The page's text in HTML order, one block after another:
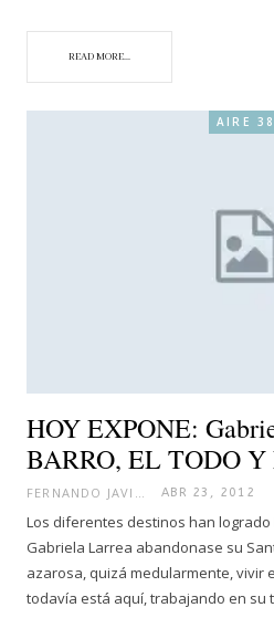
READ MORE...
AIRE 38
HOY EXPONE:
BARRO, EL TODO Y
ABR 23, 2012
Los diferentes destinos han
Gabriela Larrea abandonase su
azarosa, quizá medularmente, vivir
todavía está aquí, trabajando en su